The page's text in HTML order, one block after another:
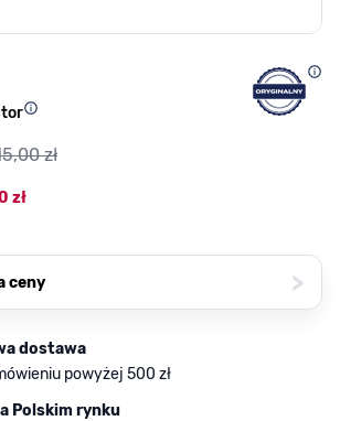
zł
zł
ceny >
dostawa
powyżej 500 zł
Polskim rynku